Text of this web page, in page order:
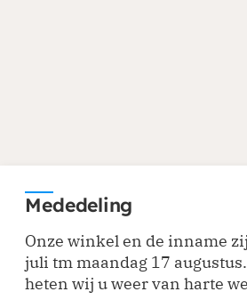
Mededeling
Onze winkel en de inname
juli tm maandag 17
heten wij u weer van harte